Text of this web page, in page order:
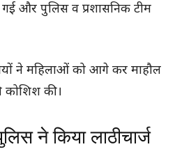
और पुलिस व प्रशासनिक टीम
ने महिलाओं को आगे कर माहौल
कोशिश की।
ने किया लाठीचार्ज